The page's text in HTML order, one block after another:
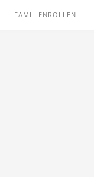
FAMILIENROLLEN